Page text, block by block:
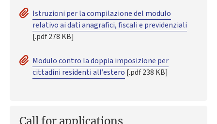
Istruzioni per la compilazione del modulo
relativo ai dati anagrafici, fiscali e previdenziali
[.pdf 278 KB]
Modulo contro la doppia imposizione per
cittadini residenti all’estero [.pdf 238 KB]
Call for applications